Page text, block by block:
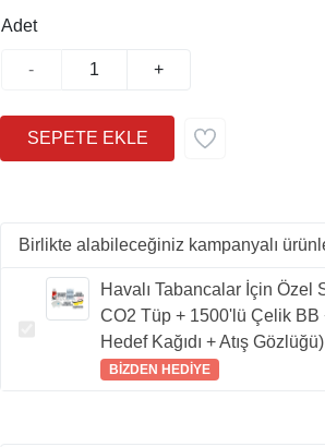
Adet
- +
Birlikte alabileceğiniz kampanyalı
Havalı Tabancalar İçin Özel
CO2 Tüp + 1500'lü Çelik BB
Hedef Kağıdı + Atış Gözlüğü)
BİZDEN HEDİYE